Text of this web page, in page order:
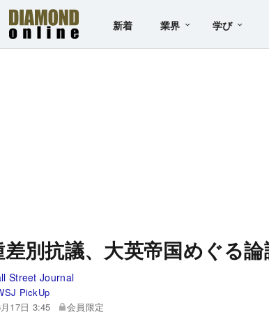
新着 業界 学び
差別抗議、大英帝国めぐる
Street Journal
PickUp
17日 3:45
会員限定